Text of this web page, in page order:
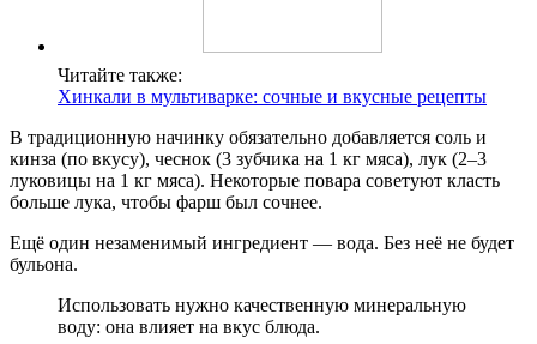
Читайте также:
Хинкали в мультиварке: сочные и вкусные рецепты
В традиционную начинку обязательно добавляется соль и
кинза (по вкусу), чеснок (3 зубчика на 1 кг мяса), лук (2–3
луковицы на 1 кг мяса). Некоторые повара советуют класть
больше лука, чтобы фарш был сочнее.
Ещё один незаменимый ингредиент — вода. Без неё не будет
бульона.
Использовать нужно качественную минеральную
воду: она влияет на вкус блюда.